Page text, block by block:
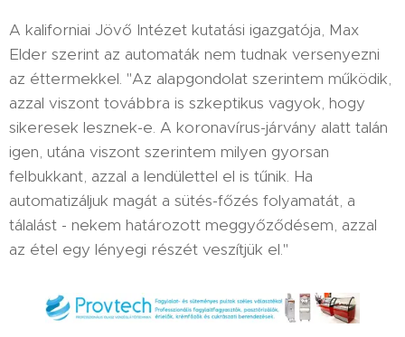
A kaliforniai Jövő Intézet kutatási igazgatója, Max
Elder szerint az automaták nem tudnak versenyezni
az éttermekkel. "Az alapgondolat szerintem működik,
azzal viszont továbbra is szkeptikus vagyok, hogy
sikeresek lesznek-e. A koronavírus-járvány alatt talán
igen, utána viszont szerintem milyen gyorsan
felbukkant, azzal a lendülettel el is tűnik. Ha
automatizáljuk magát a sütés-főzés folyamatát, a
tálalást - nekem határozott meggyőződésem, azzal
az étel egy lényegi részét veszítjük el."